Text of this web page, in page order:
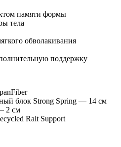
памяти формы
тела
обволакивания
поддержку
блок Strong Spring — 14 см
2 см
Rait Support